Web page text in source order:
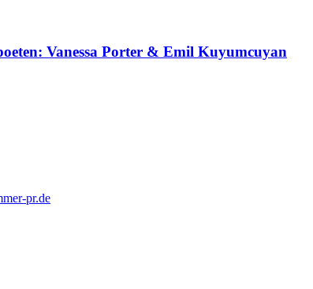
Vanessa Porter & Emil Kuyumcuyan
pr.de